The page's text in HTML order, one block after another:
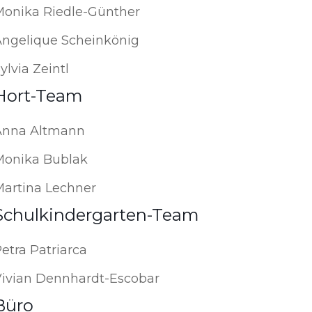
Riedle-Günther
Scheinkönig
Zeintl
Team
Altmann
Bublak
Lechner
Team
Patriarca
Dennhardt-Escobar